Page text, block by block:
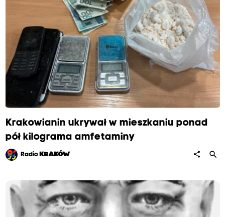
Krakowianin ukrywał w mieszkaniu ponad
pół kilograma amfetaminy
Radio KRAKÓW share search